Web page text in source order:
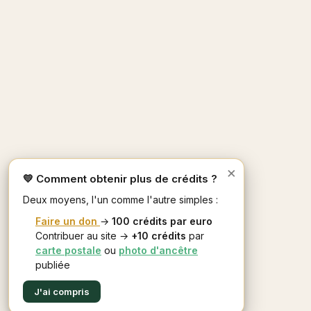
×
💛 Comment obtenir plus de crédits ?
Deux moyens, l'un comme l'autre simples :
Faire un don → 100 crédits par euro
Contribuer au site → +10 crédits par
carte postale ou photo d'ancêtre
publiée
J'ai compris